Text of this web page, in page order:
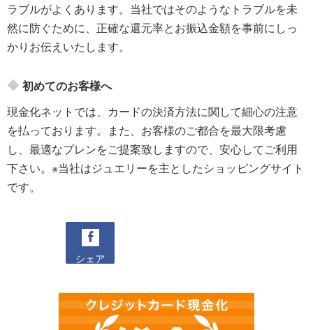
ラブルがよくあります。当社ではそのようなトラブルを未
然に防ぐために、正確な還元率とお振込金額を事前にしっ
かりお伝えいたします。
初めてのお客様へ
現金化ネットでは、カードの決済方法に関して細心の注意
を払っております。また、お客様のご都合を最大限考慮
し、最適なプレンをご提案致しますので、安心してご利用
下さい。※当社はジュエリーを主としたショッピングサイト
です。
シェア